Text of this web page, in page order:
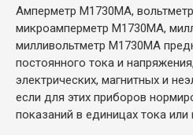
Амперметр М1730МА,
микроамперметр М1730МА,
милливольтметр М1730МА
постоянного тока и
электрических, магнитных и
если для этих приборов
показаний в единицах тока или